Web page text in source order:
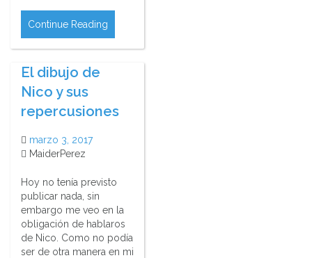
Continue Reading
El dibujo de
Nico y sus
repercusiones
marzo 3, 2017
MaiderPerez
Hoy no tenía previsto
publicar nada, sin
embargo me veo en la
obligación de hablaros
de Nico. Como no podía
ser de otra manera en mi